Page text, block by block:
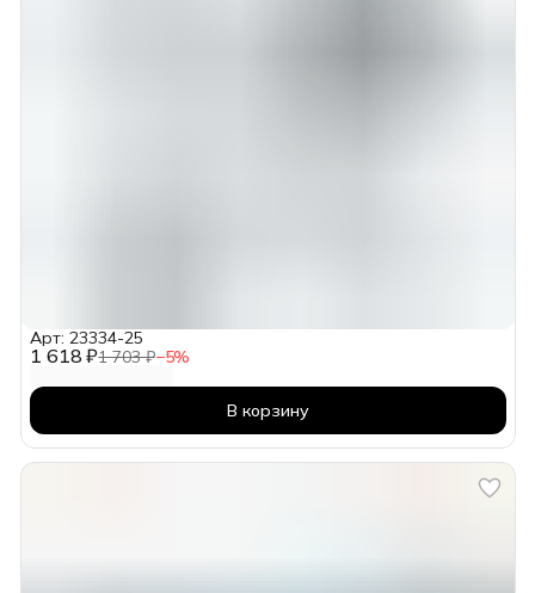
1 618 ₽1 703 ₽−5%
Арт: 23334-25
В корзину